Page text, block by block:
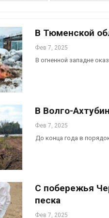
В Тюменской
Фев 7, 2025
В огненной западне
В Волго-
Фев 7, 2025
До конца года в
С побережья
песка
Фев 7, 2025